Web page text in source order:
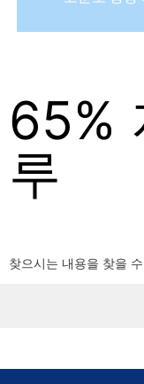
65%
루
찾으시는 내용을 찾을